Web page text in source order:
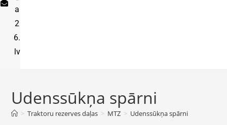
a
2
6.
lv
Udenssūkņa spārni
> Traktoru rezerves daļas > MTZ > Udenssūkņa spārni